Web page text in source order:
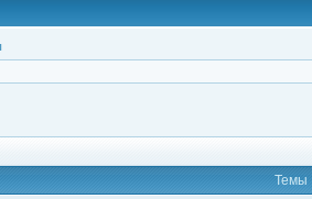
Темы